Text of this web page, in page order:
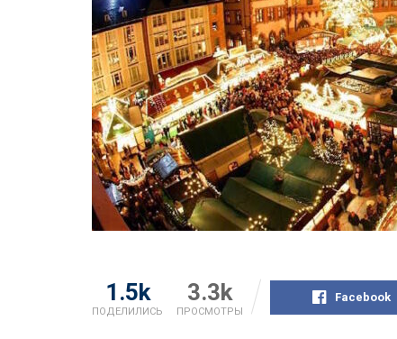
1.5k
ПОДЕЛИЛИСЬ
3.3k
ПРОСМОТРЫ
Facebook